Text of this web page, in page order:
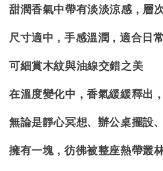
甜潤香氣中帶有淡淡涼感，層
尺寸適中，手感溫潤，適合日
可細賞木紋與油線交錯之美
在溫度變化中，香氣緩緩釋出
無論是靜心冥想、辦公桌擺設
擁有一塊，彷彿被整座熱帶叢